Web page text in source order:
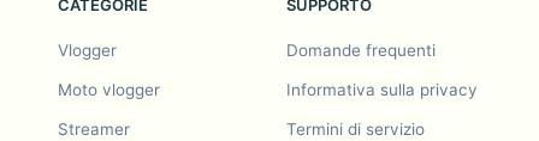
CATEGORIE
Vlogger
Moto vlogger
Streamer
SUPPORTO
Domande frequenti
Informativa sulla privacy
Termini di servizio